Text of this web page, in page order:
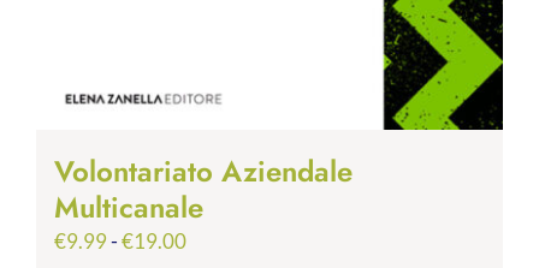
Volontariato Aziendale
Multicanale
€9.99-€19.00Fascia